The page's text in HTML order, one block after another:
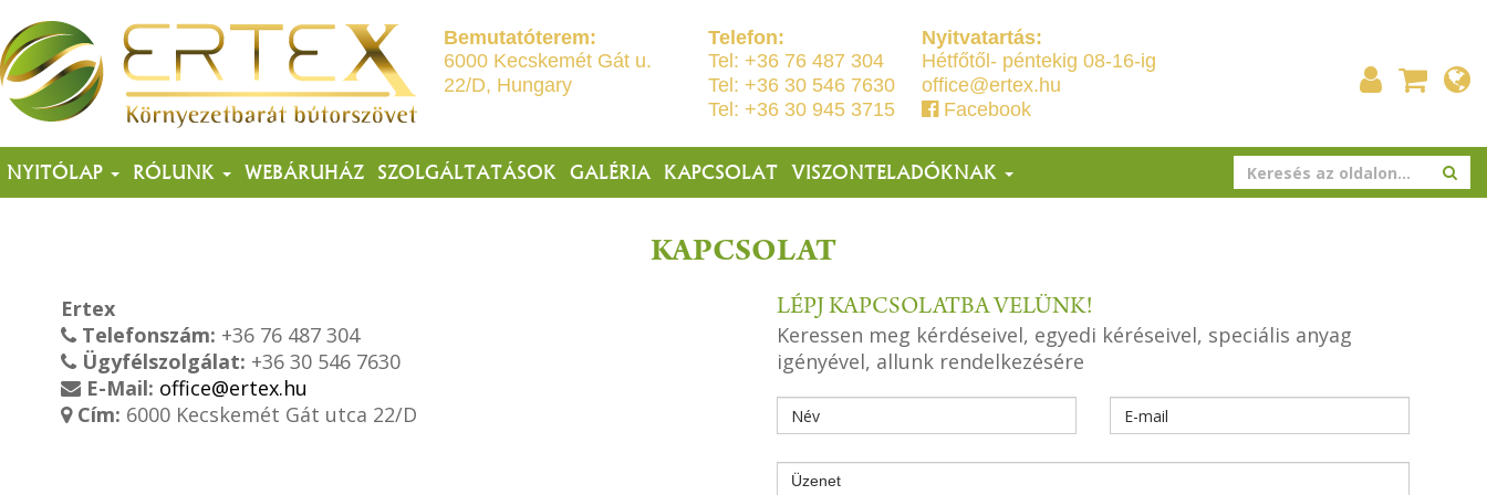
Bemutatóterem:
6000 Kecskemét Gát u.
22/D, Hungary
Telefon:
Tel: +36 76 487 304
Tel: +36 30 546 7630
Tel: +36 30 945 3715
Nyitvatartás:
Hétfőtől- péntekig 08-16-ig
office@ertex.hu
Facebook
NYITÓLAP RÓLUNK WEBÁRUHÁZ SZOLGÁLTATÁSOK GALÉRIA KAPCSOLAT VISZONTELADÓKNAK
KAPCSOLAT
Ertex
Telefonszám: +36 76 487 304
Ügyfélszolgálat: +36 30 546 7630
E-Mail: office@ertex.hu
Cím: 6000 Kecskemét Gát utca 22/D
LÉPJ KAPCSOLATBA VELÜNK!
Keressen meg kérdéseivel, egyedi kéréseivel, speciális anyag
igényével, allunk rendelkezésére